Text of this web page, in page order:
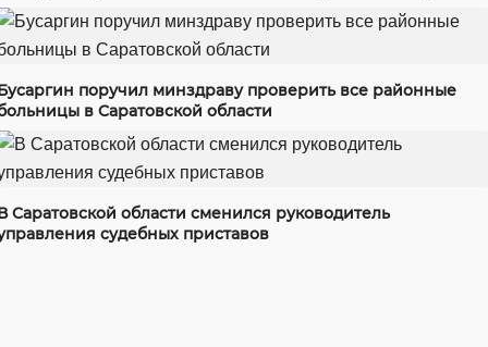
поручил минздраву проверить все районные
в Саратовской области
Саратовской области сменился руководитель
судебных приставов